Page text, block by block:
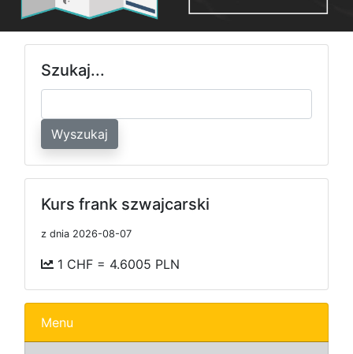
Szukaj...
Wyszukaj
Kurs frank szwajcarski
z dnia 2026-08-07
1 CHF = 4.6005 PLN
Menu